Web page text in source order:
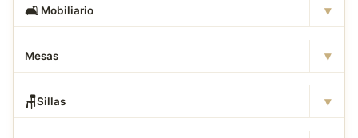
🛋 ️ Mobiliario ▾
Mesas ▾
🪑Sillas ▾